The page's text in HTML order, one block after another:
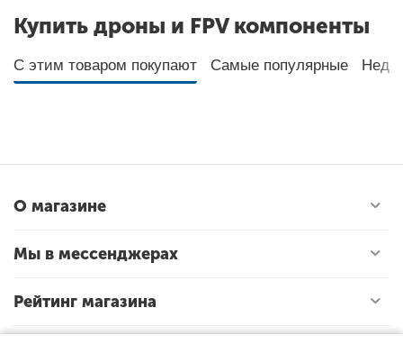
Купить дроны и FPV компоненты
С этим товаром покупают Самые популярные
О магазине
Мы в мессенджерах
Рейтинг магазина